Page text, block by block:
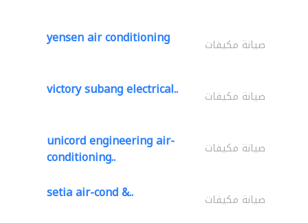
yensen air conditioning صيانة مكيفات
victory subang electrical.. صيانة مكيفات
unicord engineering air-
conditioning.. صيانة مكيفات
setia air-cond &.. صيانة مكيفات